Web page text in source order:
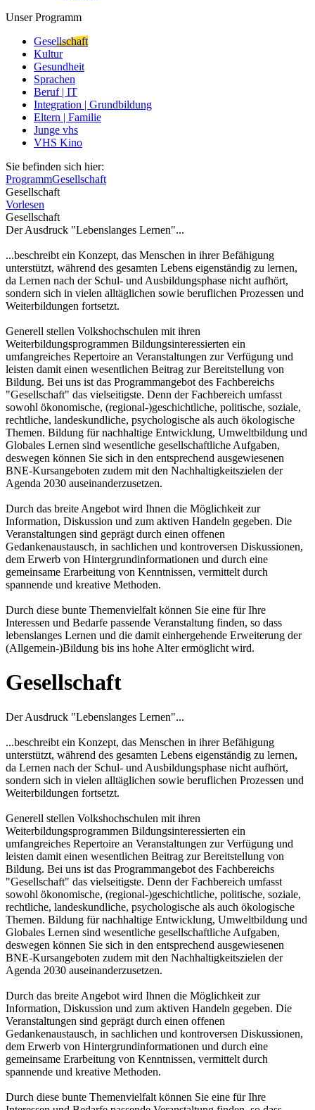
Unser Programm
Gesellschaft
Kultur
Gesundheit
Sprachen
Beruf | IT
Integration | Grundbildung
Eltern | Familie
Junge vhs
VHS Kino
Sie befinden sich hier:
ProgrammGesellschaft
Gesellschaft
Vorlesen
Gesellschaft
Der Ausdruck "Lebenslanges Lernen"...
...beschreibt ein Konzept, das Menschen in ihrer Befähigung
unterstützt, während des gesamten Lebens eigenständig zu lernen,
da Lernen nach der Schul- und Ausbildungsphase nicht aufhört,
sondern sich in vielen alltäglichen sowie beruflichen Prozessen und
Weiterbildungen fortsetzt.
Generell stellen Volkshochschulen mit ihren
Weiterbildungsprogrammen Bildungsinteressierten ein
umfangreiches Repertoire an Veranstaltungen zur Verfügung und
leisten damit einen wesentlichen Beitrag zur Bereitstellung von
Bildung. Bei uns ist das Programmangebot des Fachbereichs
"Gesellschaft" das vielseitigste. Denn der Fachbereich umfasst
sowohl ökonomische, (regional-)geschichtliche, politische, soziale,
rechtliche, landeskundliche, psychologische als auch ökologische
Themen. Bildung für nachhaltige Entwicklung, Umweltbildung und
Globales Lernen sind wesentliche gesellschaftliche Aufgaben,
deswegen können Sie sich in den entsprechend ausgewiesenen
BNE-Kursangeboten zudem mit den Nachhaltigkeitszielen der
Agenda 2030 auseinanderzusetzen.
Durch das breite Angebot wird Ihnen die Möglichkeit zur
Information, Diskussion und zum aktiven Handeln gegeben. Die
Veranstaltungen sind geprägt durch einen offenen
Gedankenaustausch, in sachlichen und kontroversen Diskussionen,
dem Erwerb von Hintergrundinformationen und durch eine
gemeinsame Erarbeitung von Kenntnissen, vermittelt durch
spannende und kreative Methoden.
Durch diese bunte Themenvielfalt können Sie eine für Ihre
Interessen und Bedarfe passende Veranstaltung finden, so dass
lebenslanges Lernen und die damit einhergehende Erweiterung der
(Allgemein-)Bildung bis ins hohe Alter ermöglicht wird.
Gesellschaft
Der Ausdruck "Lebenslanges Lernen"...
...beschreibt ein Konzept, das Menschen in ihrer Befähigung
unterstützt, während des gesamten Lebens eigenständig zu lernen,
da Lernen nach der Schul- und Ausbildungsphase nicht aufhört,
sondern sich in vielen alltäglichen sowie beruflichen Prozessen und
Weiterbildungen fortsetzt.
Generell stellen Volkshochschulen mit ihren
Weiterbildungsprogrammen Bildungsinteressierten ein
umfangreiches Repertoire an Veranstaltungen zur Verfügung und
leisten damit einen wesentlichen Beitrag zur Bereitstellung von
Bildung. Bei uns ist das Programmangebot des Fachbereichs
"Gesellschaft" das vielseitigste. Denn der Fachbereich umfasst
sowohl ökonomische, (regional-)geschichtliche, politische, soziale,
rechtliche, landeskundliche, psychologische als auch ökologische
Themen. Bildung für nachhaltige Entwicklung, Umweltbildung und
Globales Lernen sind wesentliche gesellschaftliche Aufgaben,
deswegen können Sie sich in den entsprechend ausgewiesenen
BNE-Kursangeboten zudem mit den Nachhaltigkeitszielen der
Agenda 2030 auseinanderzusetzen.
Durch das breite Angebot wird Ihnen die Möglichkeit zur
Information, Diskussion und zum aktiven Handeln gegeben. Die
Veranstaltungen sind geprägt durch einen offenen
Gedankenaustausch, in sachlichen und kontroversen Diskussionen,
dem Erwerb von Hintergrundinformationen und durch eine
gemeinsame Erarbeitung von Kenntnissen, vermittelt durch
spannende und kreative Methoden.
Durch diese bunte Themenvielfalt können Sie eine für Ihre